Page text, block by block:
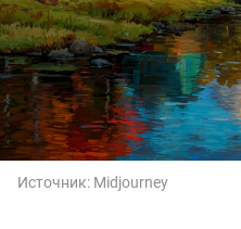
Источник: Midjourney